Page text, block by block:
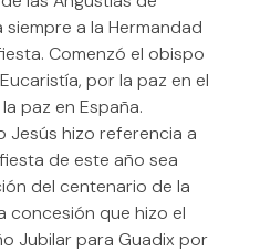
a la Hermandad
Comenzó el obispo
por la paz en el
paz en España.
Jesús hizo referencia a
de este año sea
del centenario de la
concesión que hizo el
Jubilar para Guadix por